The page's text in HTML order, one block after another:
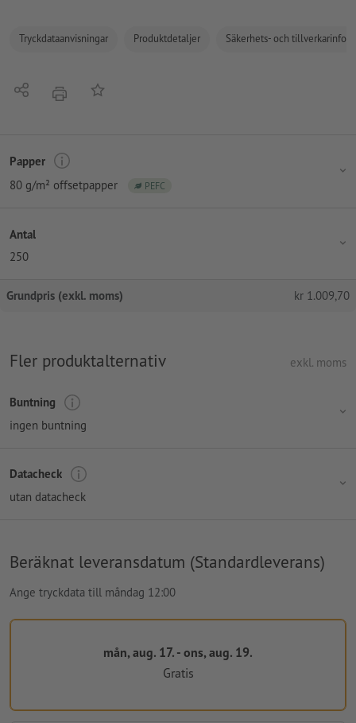
Tryckdataanvisningar Produktdetaljer Säkerhets- och
Dela erbjudandePå anteckningslistan
Papper
80 g/m² offsetpapper
PEFC
Antal
250
Grundpris (exkl. moms) kr 1.009,70
Fler produktalternativ exkl. moms
Buntning
ingen buntning
Datacheck
utan datacheck
Beräknat leveransdatum (Standardleverans)
Ange tryckdata till måndag 12:00
mån, aug. 17. - ons, aug. 19.
Gratis